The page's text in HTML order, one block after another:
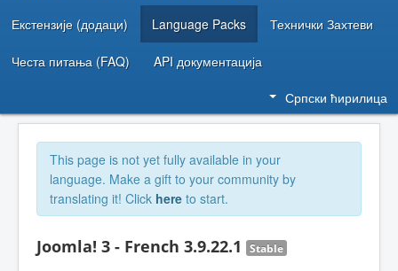
Екстензије (додаци) Language Packs Технички Захтеви
Честа питања (FAQ) API документација
Српски ћирилица
This page is not yet fully available in your
language. Make a gift to your community by
translating it! Click here to start.
Joomla! 3 - French 3.9.22.1 Stable